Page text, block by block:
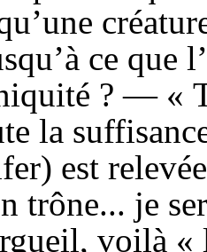
ce que
? — «
la
est
trône... je
voilà